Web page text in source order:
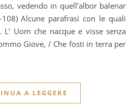
vedendo in quell’albor balenar
Alcune parafrasi con le quali
Uom che nacque e visse senza
Giove, / Che fosti in terra per
A LEGGERE